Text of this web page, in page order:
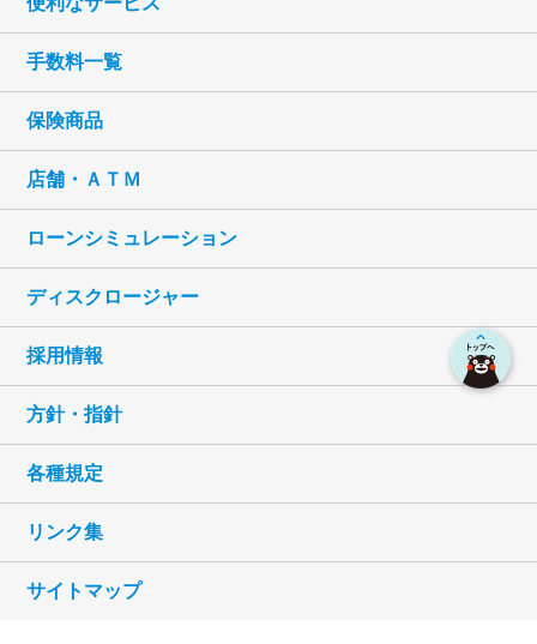
手数料一覧
保険商品
店舗・ＡＴＭ
ローンシミュレーション
ディスクロージャー
採用情報
方針・指針
各種規定
リンク集
サイトマップ